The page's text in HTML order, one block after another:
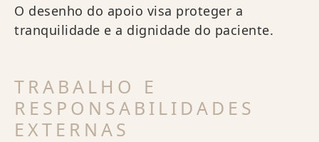
O desenho do apoio visa proteger a
tranquilidade e a dignidade do paciente.
TRABALHO E
RESPONSABILIDADES
EXTERNAS